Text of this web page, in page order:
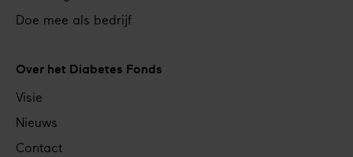
Doe mee als bedrijf
Over het Diabetes Fonds
Visie
Nieuws
Contact